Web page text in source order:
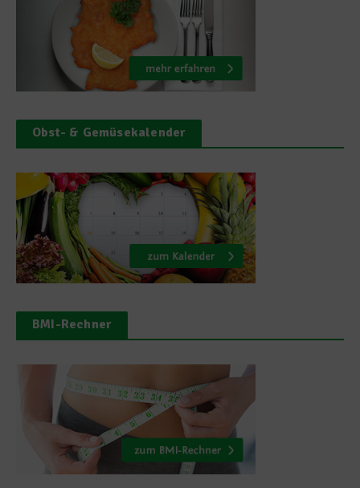
Obst- & Gemüsekalender
BMI-Rechner